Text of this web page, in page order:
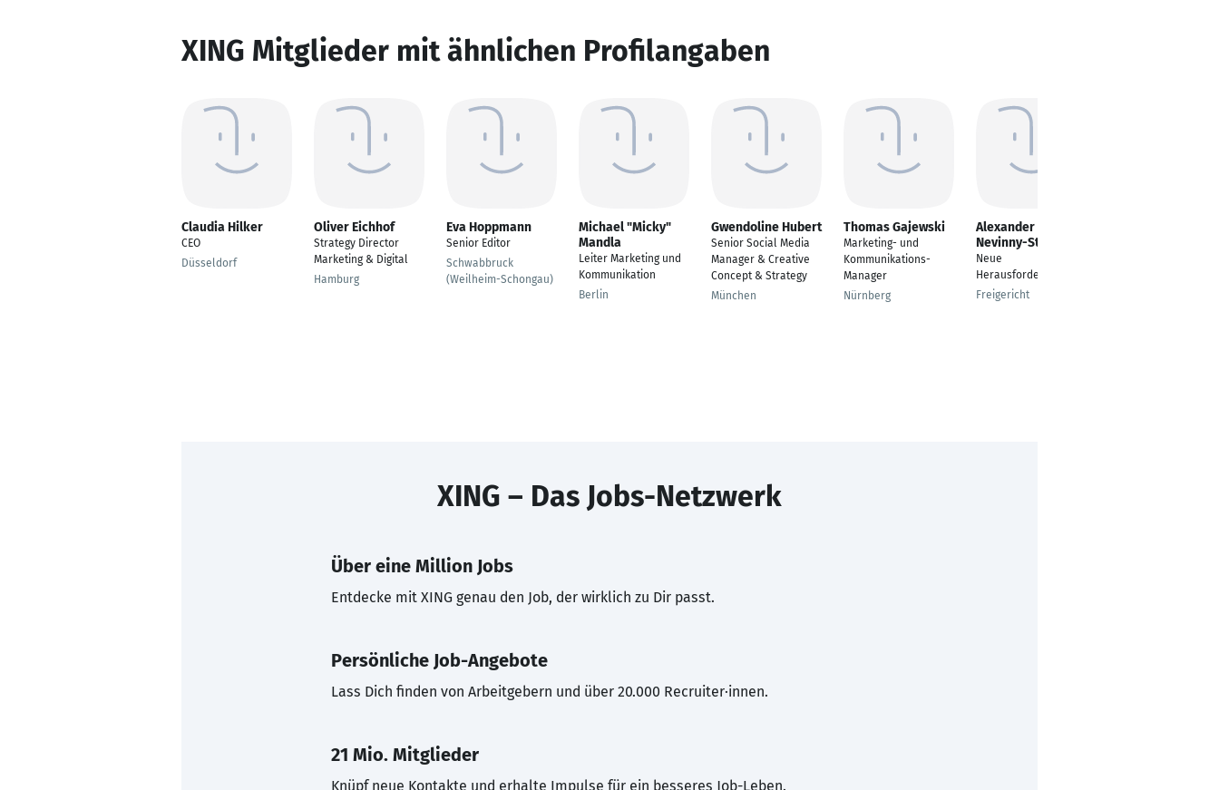
XING Mitglieder mit ähnlichen Profilangaben
Claudia Hilker
CEO
Düsseldorf
Oliver Eichhof
Strategy Director
Marketing & Digital
Hamburg
Eva Hoppmann
Senior Editor
Schwabbruck
(Weilheim-Schongau)
Michael "Micky"
Mandla
Leiter Marketing und
Kommunikation
Berlin
Gwendoline Hubert
Senior Social Media
Manager & Creative
Concept & Strategy
München
Thomas Gajewski
Marketing- und
Kommunikations-
Manager
Nürnberg
Alexander
Nevinny-Stickel
Neue
Herausforderung
Freigericht
XING – Das Jobs-Netzwerk
Über eine Million Jobs
Entdecke mit XING genau den Job, der wirklich zu Dir passt.
Persönliche Job-Angebote
Lass Dich finden von Arbeitgebern und über 20.000 Recruiter·innen.
21 Mio. Mitglieder
Knüpf neue Kontakte und erhalte Impulse für ein besseres Job-Leben.